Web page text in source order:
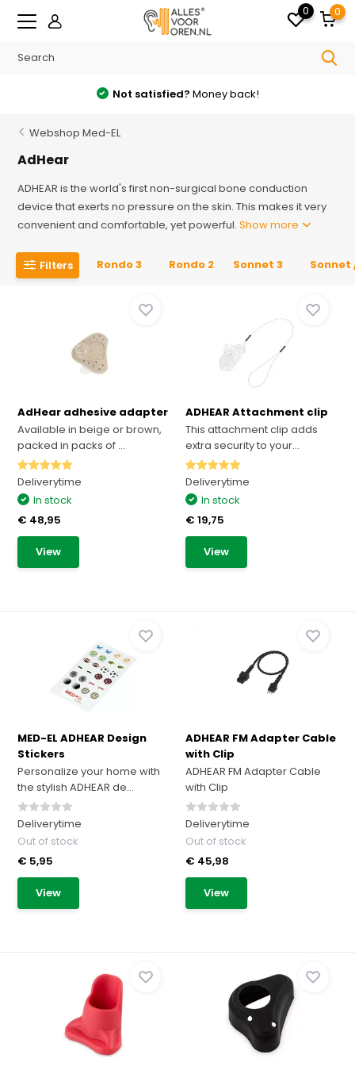
0 0
Freeshipping from €35 in the Netherlands
Webshop Med-EL
AdHear
ADHEAR is the world's first non-surgical bone conduction
device that exerts no pressure on the skin. This makes it very
convenient and comfortable, yet powerful.Show more
Filters Rondo 3 Rondo 2 Sonnet 3 Sonnet
AdHear adhesive adapter
Available in beige or brown,
packed in packs of ...
Deliverytime
In stock
€ 48,95
View
ADHEAR Attachment clip
This attachment clip adds
extra security to your...
Deliverytime
In stock
€ 19,75
View
MED-EL ADHEAR Design
Stickers
Personalize your home with
the stylish ADHEAR de...
Deliverytime
Out of stock
€ 5,95
View
ADHEAR FM Adapter Cable
with Clip
ADHEAR FM Adapter Cable
with Clip
Deliverytime
Out of stock
€ 45,98
View